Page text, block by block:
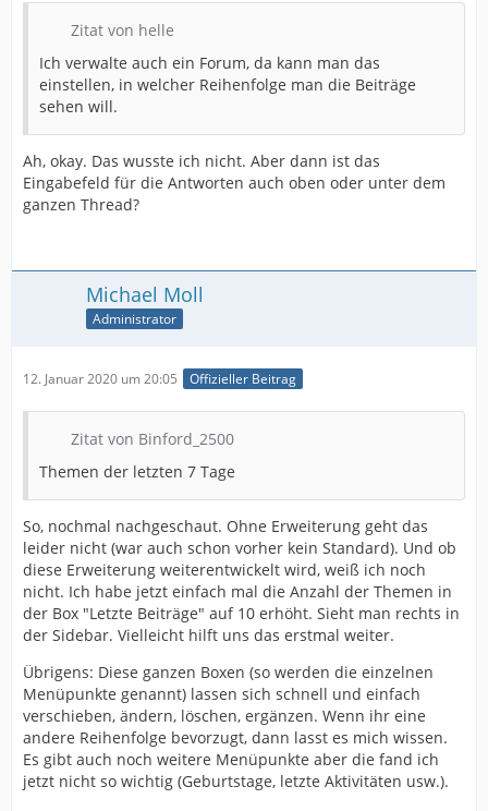
Zitat von helle
Ich verwalte auch ein Forum, da kann man das
einstellen, in welcher Reihenfolge man die Beiträge
sehen will.
Ah, okay. Das wusste ich nicht. Aber dann ist das
Eingabefeld für die Antworten auch oben oder unter dem
ganzen Thread?
Michael Moll
Administrator
12. Januar 2020 um 20:05 Offizieller Beitrag
Zitat von Binford_2500
Themen der letzten 7 Tage
So, nochmal nachgeschaut. Ohne Erweiterung geht das
leider nicht (war auch schon vorher kein Standard). Und ob
diese Erweiterung weiterentwickelt wird, weiß ich noch
nicht. Ich habe jetzt einfach mal die Anzahl der Themen in
der Box "Letzte Beiträge" auf 10 erhöht. Sieht man rechts in
der Sidebar. Vielleicht hilft uns das erstmal weiter.
Übrigens: Diese ganzen Boxen (so werden die einzelnen
Menüpunkte genannt) lassen sich schnell und einfach
verschieben, ändern, löschen, ergänzen. Wenn ihr eine
andere Reihenfolge bevorzugt, dann lasst es mich wissen.
Es gibt auch noch weitere Menüpunkte aber die fand ich
jetzt nicht so wichtig (Geburtstage, letzte Aktivitäten usw.).